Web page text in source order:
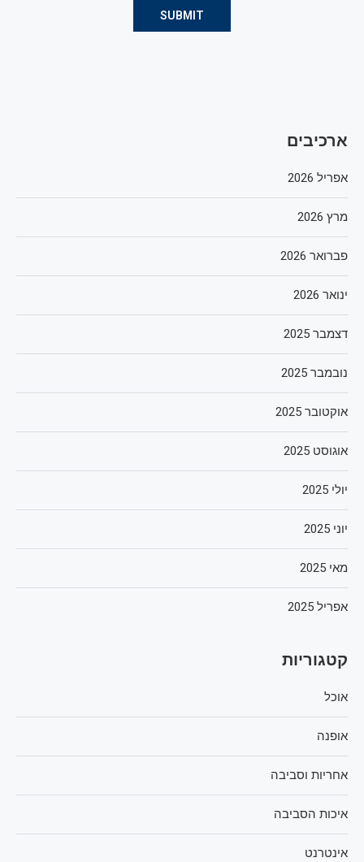
ארכיבים
אפריל 2026
מרץ 2026
פברואר 2026
ינואר 2026
דצמבר 2025
נובמבר 2025
אוקטובר 2025
אוגוסט 2025
יולי 2025
יוני 2025
מאי 2025
אפריל 2025
קטגוריות
אוכל
אופנה
אחריות וסביבה
איכות הסביבה
אינטרנט